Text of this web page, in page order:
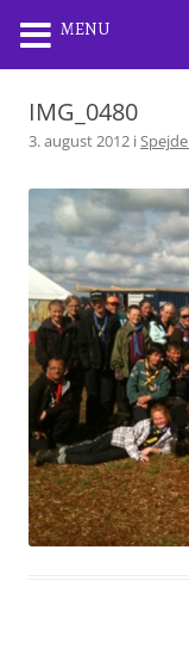
IMG_0480
3. august 2012 i
MENU